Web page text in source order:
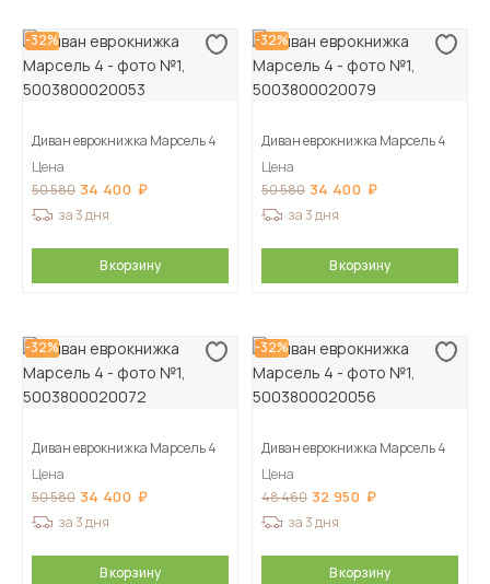
-32%
Диван еврокнижка Марсель 4
Цена
50 580 34 400
за 3 дня
В корзину
-32%
Диван еврокнижка Марсель 4
Цена
50 580 34 400
за 3 дня
В корзину
-32%
Диван еврокнижка Марсель 4
Цена
50 580 34 400
за 3 дня
В корзину
-32%
Диван еврокнижка Марсель 4
Цена
48 460 32 950
за 3 дня
В корзину